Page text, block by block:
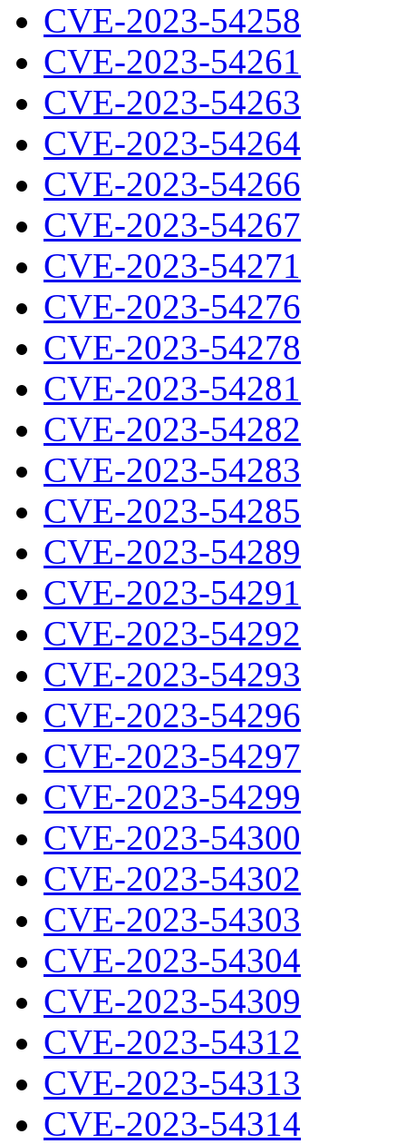
CVE-2023-54258
CVE-2023-54261
CVE-2023-54263
CVE-2023-54264
CVE-2023-54266
CVE-2023-54267
CVE-2023-54271
CVE-2023-54276
CVE-2023-54278
CVE-2023-54281
CVE-2023-54282
CVE-2023-54283
CVE-2023-54285
CVE-2023-54289
CVE-2023-54291
CVE-2023-54292
CVE-2023-54293
CVE-2023-54296
CVE-2023-54297
CVE-2023-54299
CVE-2023-54300
CVE-2023-54302
CVE-2023-54303
CVE-2023-54304
CVE-2023-54309
CVE-2023-54312
CVE-2023-54313
CVE-2023-54314